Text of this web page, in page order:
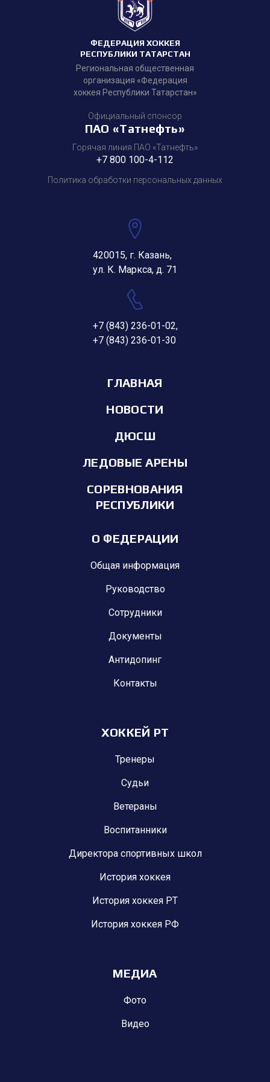
ФЕДЕРАЦИЯ ХОККЕЯ
РЕСПУБЛИКИ ТАТАРСТАН
Региональная общественная
организация «Федерация
хоккея Республики Татарстан»
Официальный спонсор
ПАО «Татнефть»
Горячая линия ПАО «Татнефть»
+7 800 100-4-112
Политика обработки персональных данных
420015, г. Казань,
ул. К. Маркса, д. 71
+7 (843) 236-01-02,
+7 (843) 236-01-30
ГЛАВНАЯ
НОВОСТИ
ДЮСШ
ЛЕДОВЫЕ АРЕНЫ
СОРЕВНОВАНИЯ
РЕСПУБЛИКИ
О ФЕДЕРАЦИИ
Общая информация
Руководство
Сотрудники
Документы
Антидопинг
Контакты
ХОККЕЙ РТ
Тренеры
Судьи
Ветераны
Воспитанники
Директора спортивных школ
История хоккея
История хоккея РТ
История хоккея РФ
МЕДИА
Фото
Видео